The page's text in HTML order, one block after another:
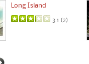
Long Island
3.1 (2)